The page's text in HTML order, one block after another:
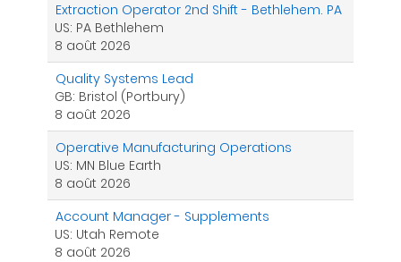
Extraction Operator 2nd Shift - Bethlehem. PA
US: PA Bethlehem
8 août 2026
Quality Systems Lead
GB: Bristol (Portbury)
8 août 2026
Operative Manufacturing Operations
US: MN Blue Earth
8 août 2026
Account Manager - Supplements
US: Utah Remote
8 août 2026